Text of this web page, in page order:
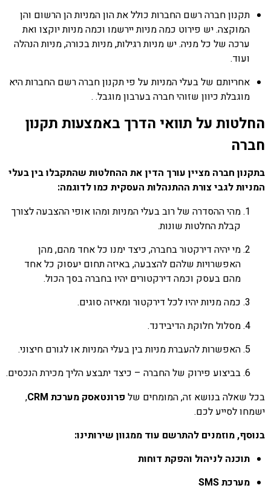
תקנון חברה רשם החברות כולל את הון המניות הן הרשום והן
המוקצה. יש פירוט כמה מניות יירשמו וכמה מניות יוקצו ואת
ערכה של כל מניה. יש מניות רגילות, מניות בכורה, מניות הנהלה
ועוד.
אחריותם של בעלי המניות על פי תקנון חברה רשם החברות היא
מוגבלת כיוון שזוהי חברה בערבון מוגבל. .
החלטות על תוואי הדרך באמצעות תקנון
חברה
בתקנון חברה מציין עורך הדין את ההחלטות שהתקבלו בין בעלי
המניות לגבי צורת ההתנהלות העסקית כמו לדוגמה:
מהי ההסדרה של רוב בעלי המניות ומהו אופי ההצבעה לצורך
קבלת החלטות שונות.
מי יהיה דירקטור בחברה, כיצד ימנו כל אחד מהם, מהן
האפשרויות שלהם להצבעה, באיזה תחום יעסוק כל אחד
מהם בעסק וכמה דירקטורים יהיו בחברה בסך הכול.
כמה מניות יהיו לכל דירקטור ומאיזה סוגים.
מסלול חלוקת הדיבידנד.
האפשרות להעברת מניות בין בעלי המניות או לגורם חיצוני.
בביצוע פירוק של החברה – כיצד יתבצע הליך מכירת הנכסים.
בכל שאלה בנושא זה, המומחים של פרונטאסק מערכת CRM
,
ישמחו לסייע לכם.
בנוסף, מוזמנים להתרשם עוד ממגוון שירותינו:
תוכנה לניהול והפקת דוחות
מערכת SMS